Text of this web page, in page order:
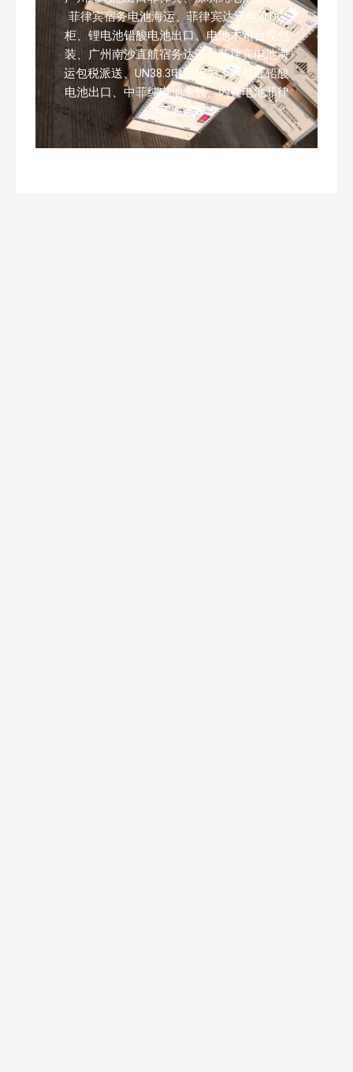
菲律宾宿务电池海运、菲律宾达沃电池DG
柜、锂电池铅酸电池出口、电池木箱合规包
装、广州南沙直航宿务达沃、菲律宾电池海
运包税派送、UN38.3电池报关、危包证铅酸
电池出口、中菲纯电池专线、内置电池菲律
宾海运